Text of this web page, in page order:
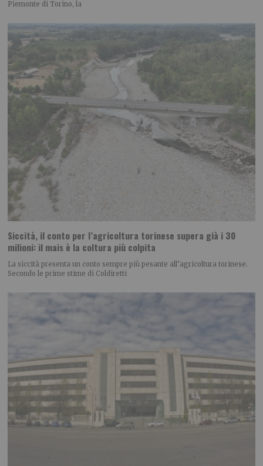
Piemonte di Torino, la
Siccità, il conto per l’agricoltura torinese supera già i 30
milioni: il mais è la coltura più colpita
La siccità presenta un conto sempre più pesante all’agricoltura torinese.
Secondo le prime stime di Coldiretti